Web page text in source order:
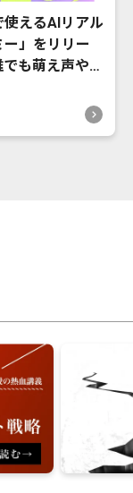
えるAIリアル
」をリリー
も萌え声やイ